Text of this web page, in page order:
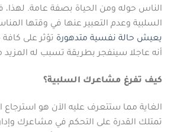
الناس حوله ومن الحياة بصفة عامة. لهذا،
السلبية وعدم التعبير عنها في وقتها
يعيش حالة نفسية متدهورة تؤثر على كافة
أنه عاجلا سينفجر بطريقة تسبب له المزيد
كيف تفرغ مشاعرك السلبية؟
الغاية مما ستتعرف عليه الآن هو استرجاع
تمتلك القدرة على التحكم في مشاعرك